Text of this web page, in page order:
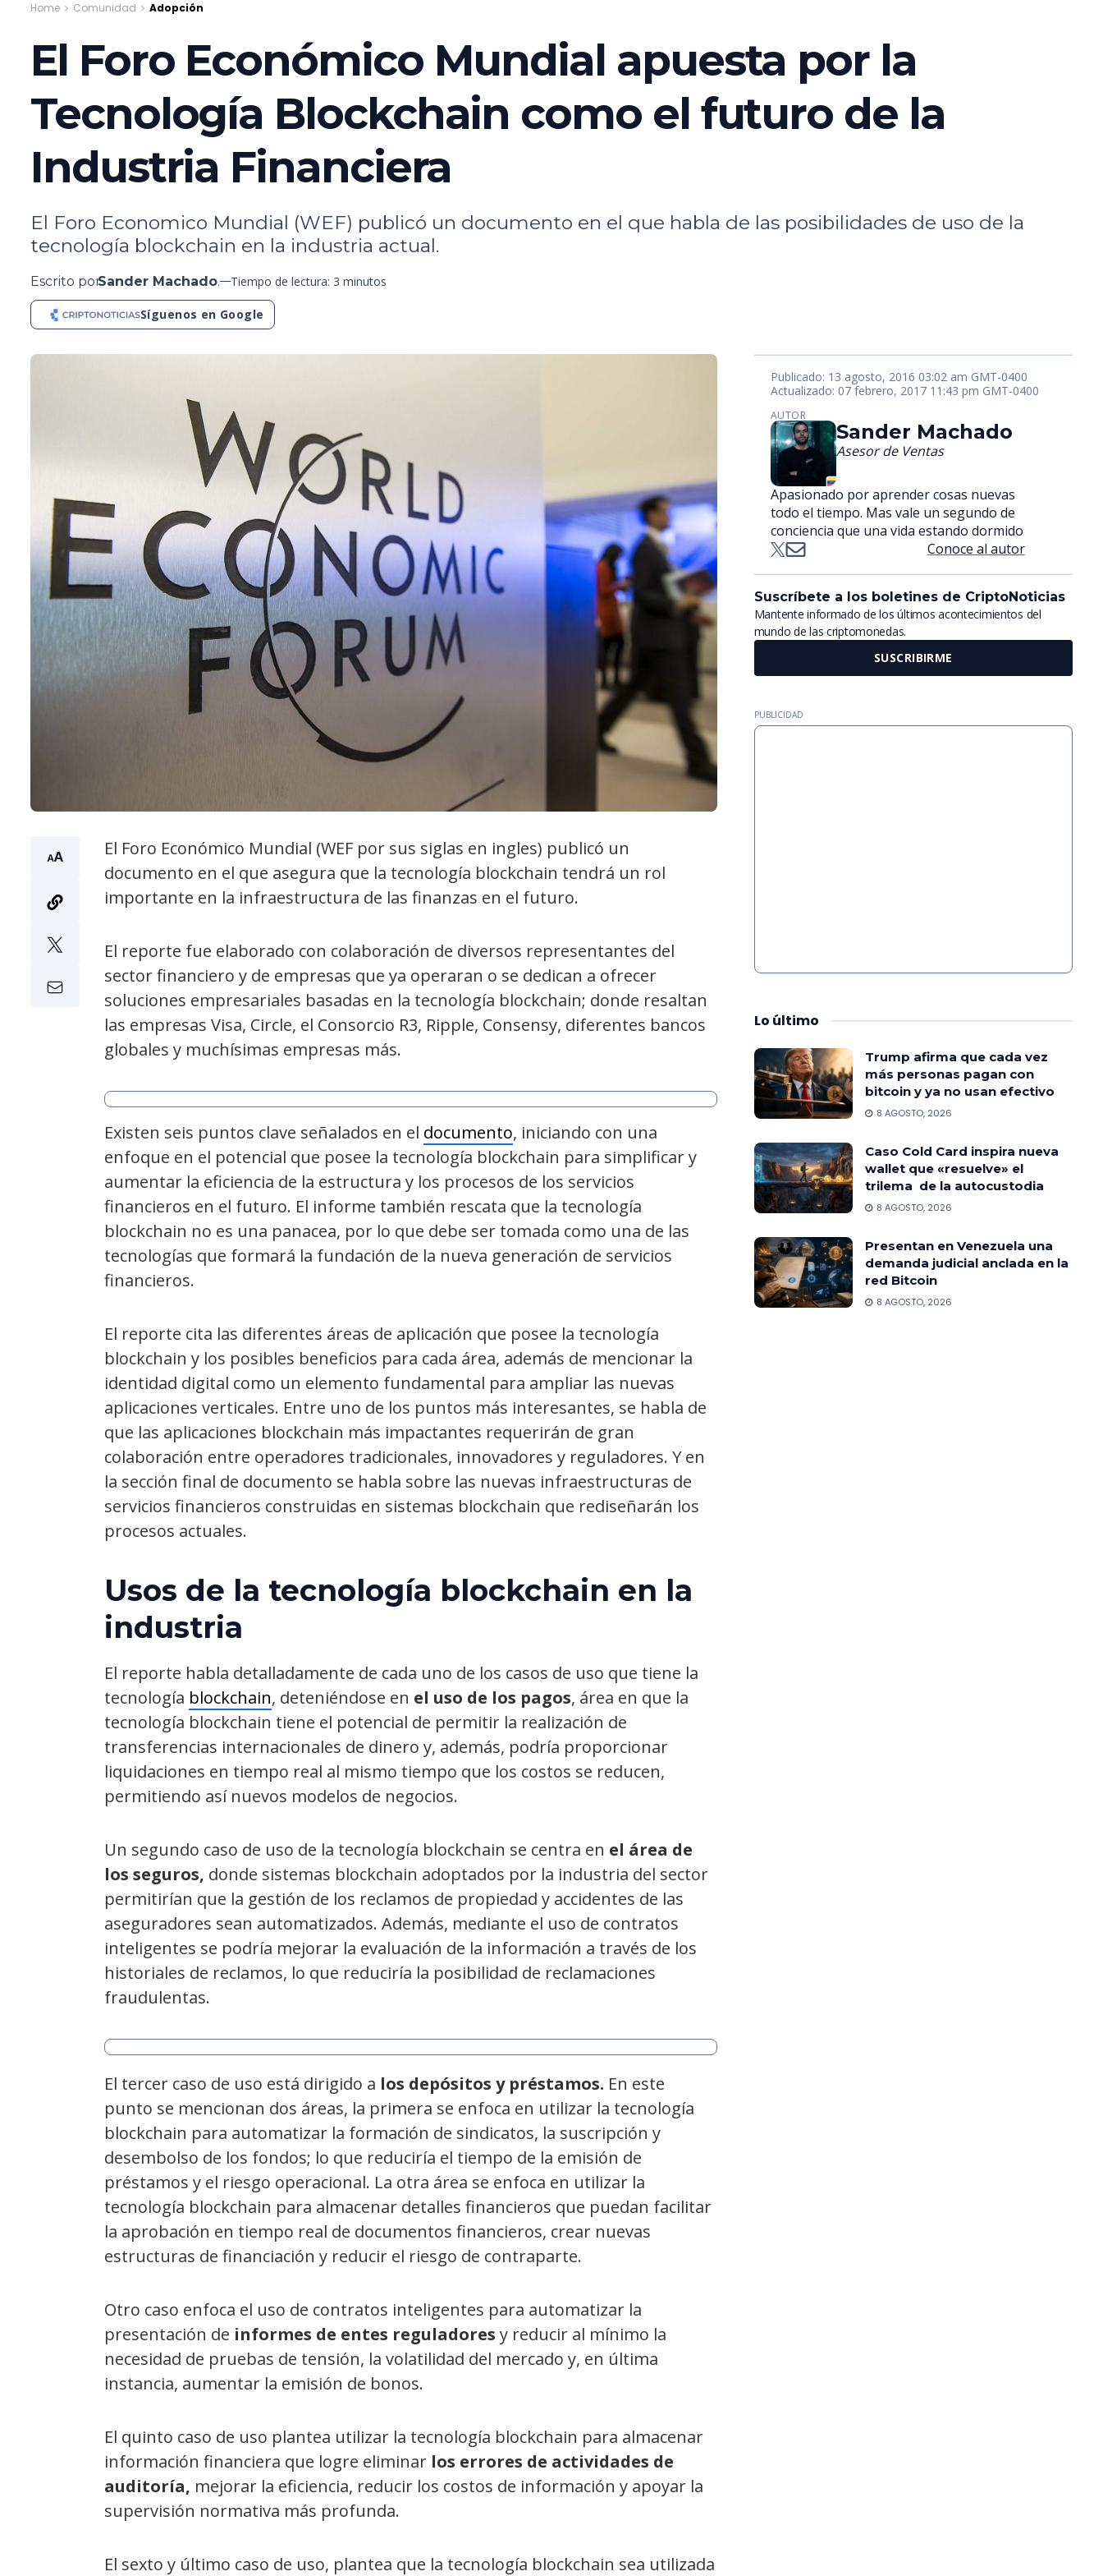
Home Comunidad Adopción
El Foro Económico Mundial apuesta por la
Tecnología Blockchain como el futuro de la
Industria Financiera
El Foro Economico Mundial (WEF) publicó un documento en el que habla de las posibilidades de uso de la
tecnología blockchain en la industria actual.
Escrito porSander Machado. Tiempo de lectura: 3 minutos
Síguenos en Google
El Foro Económico Mundial (WEF por sus siglas en ingles) publicó un
documento en el que asegura que la tecnología blockchain tendrá un rol
importante en la infraestructura de las finanzas en el futuro.
El reporte fue elaborado con colaboración de diversos representantes del
sector financiero y de empresas que ya operaran o se dedican a ofrecer
soluciones empresariales basadas en la tecnología blockchain; donde resaltan
las empresas Visa, Circle, el Consorcio R3, Ripple, Consensy, diferentes bancos
globales y muchísimas empresas más.
Existen seis puntos clave señalados en el documento, iniciando con una
enfoque en el potencial que posee la tecnología blockchain para simplificar y
aumentar la eficiencia de la estructura y los procesos de los servicios
financieros en el futuro. El informe también rescata que la tecnología
blockchain no es una panacea, por lo que debe ser tomada como una de las
tecnologías que formará la fundación de la nueva generación de servicios
financieros.
El reporte cita las diferentes áreas de aplicación que posee la tecnología
blockchain y los posibles beneficios para cada área, además de mencionar la
identidad digital como un elemento fundamental para ampliar las nuevas
aplicaciones verticales. Entre uno de los puntos más interesantes, se habla de
que las aplicaciones blockchain más impactantes requerirán de gran
colaboración entre operadores tradicionales, innovadores y reguladores. Y en
la sección final de documento se habla sobre las nuevas infraestructuras de
servicios financieros construidas en sistemas blockchain que rediseñarán los
procesos actuales.
Usos de la tecnología blockchain en la
industria
El reporte habla detalladamente de cada uno de los casos de uso que tiene la
tecnología blockchain, deteniéndose en el uso de los pagos, área en que la
tecnología blockchain tiene el potencial de permitir la realización de
transferencias internacionales de dinero y, además, podría proporcionar
liquidaciones en tiempo real al mismo tiempo que los costos se reducen,
permitiendo así nuevos modelos de negocios.
Un segundo caso de uso de la tecnología blockchain se centra en el área de
los seguros, donde sistemas blockchain adoptados por la industria del sector
permitirían que la gestión de los reclamos de propiedad y accidentes de las
aseguradores sean automatizados. Además, mediante el uso de contratos
inteligentes se podría mejorar la evaluación de la información a través de los
historiales de reclamos, lo que reduciría la posibilidad de reclamaciones
fraudulentas.
El tercer caso de uso está dirigido a los depósitos y préstamos. En este
punto se mencionan dos áreas, la primera se enfoca en utilizar la tecnología
blockchain para automatizar la formación de sindicatos, la suscripción y
desembolso de los fondos; lo que reduciría el tiempo de la emisión de
préstamos y el riesgo operacional. La otra área se enfoca en utilizar la
tecnología blockchain para almacenar detalles financieros que puedan facilitar
la aprobación en tiempo real de documentos financieros, crear nuevas
estructuras de financiación y reducir el riesgo de contraparte.
Otro caso enfoca el uso de contratos inteligentes para automatizar la
presentación de informes de entes reguladores y reducir al mínimo la
necesidad de pruebas de tensión, la volatilidad del mercado y, en última
instancia, aumentar la emisión de bonos.
El quinto caso de uso plantea utilizar la tecnología blockchain para almacenar
información financiera que logre eliminar los errores de actividades de
auditoría, mejorar la eficiencia, reducir los costos de información y apoyar la
supervisión normativa más profunda.
El sexto y último caso de uso, plantea que la tecnología blockchain sea utilizada
Publicado: 13 agosto, 2016 03:02 am GMT-0400
Actualizado: 07 febrero, 2017 11:43 pm GMT-0400
AUTOR
Sander Machado
Asesor de Ventas
Apasionado por aprender cosas nuevas
todo el tiempo. Mas vale un segundo de
conciencia que una vida estando dormido
Conoce al autor
Suscríbete a los boletines de CriptoNoticias
Mantente informado de los últimos acontecimientos del
mundo de las criptomonedas.
SUSCRIBIRME
PUBLICIDAD
Lo último
Trump afirma que cada vez
más personas pagan con
bitcoin y ya no usan efectivo
8 AGOSTO, 2026
Caso Cold Card inspira nueva
wallet que «resuelve» el
trilema de la autocustodia
8 AGOSTO, 2026
Presentan en Venezuela una
demanda judicial anclada en la
red Bitcoin
8 AGOSTO, 2026